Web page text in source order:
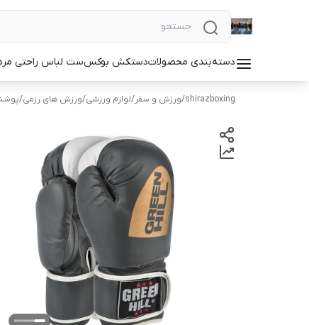
دسته‌بندی محصولاتدستکش بوکسست لباس راحتی
shirazboxing
/ورزش و سفر/لوازم ورزشی/ورزش های رزمی/